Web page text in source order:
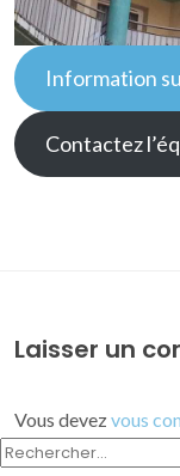
Information
Contactez
Laisser un
Vous devezvous
RECHERCHER :